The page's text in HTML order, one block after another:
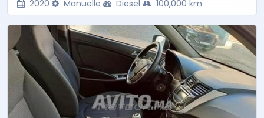
2020 Manuelle Diesel 100,000 km